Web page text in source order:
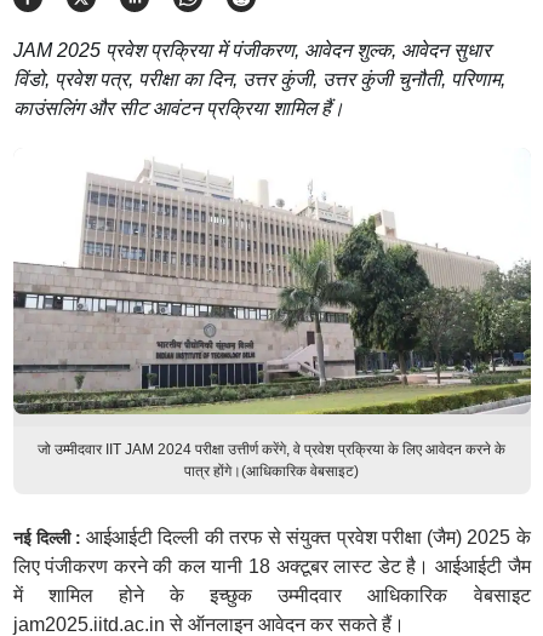
JAM 2025 प्रवेश प्रक्रिया में पंजीकरण, आवेदन शुल्क, आवेदन सुधार
विंडो, प्रवेश पत्र, परीक्षा का दिन, उत्तर कुंजी, उत्तर कुंजी चुनौती, परिणाम,
काउंसलिंग और सीट आवंटन प्रक्रिया शामिल हैं।
जो उम्मीदवार IIT JAM 2024 परीक्षा उत्तीर्ण करेंगे, वे प्रवेश प्रक्रिया के लिए आवेदन करने के
पात्र होंगे।(आधिकारिक वेबसाइट)
नई दिल्ली :आईआईटी दिल्ली की तरफ से संयुक्त प्रवेश परीक्षा (जैम) 2025 के
लिए पंजीकरण करने की कल यानी 18 अक्टूबर लास्ट डेट है। आईआईटी जैम
में शामिल होने के इच्छुक उम्मीदवार आधिकारिक वेबसाइट
jam2025.iitd.ac.in से ऑनलाइन आवेदन कर सकते हैं।